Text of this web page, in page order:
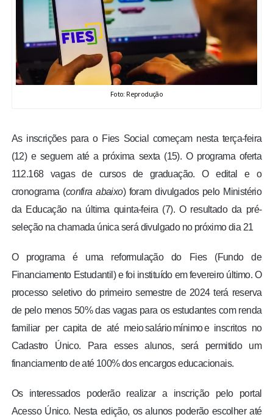
ESPORTES
ENTRETENIMENTO
FOTOS
COLUNISTAS
Foto: Reprodução
As inscrições para o Fies Social começam nesta terça-feira
(12) e seguem até a próxima sexta (15). O programa oferta
112.168 vagas de cursos de graduação. O edital e o
cronograma (confira abaixo) foram divulgados pelo Ministério
da Educação na última quinta-feira (7). O resultado da pré-
seleção na chamada única será divulgado no próximo dia 21
O programa é uma reformulação do Fies (Fundo de
Financiamento Estudantil) e foi instituído em fevereiro último. O
processo seletivo do primeiro semestre de 2024 terá reserva
de pelo menos 50% das vagas para os estudantes com renda
familiar per capita de até meio salário mínimo e inscritos no
Cadastro Único. Para esses alunos, será permitido um
financiamento de até 100% dos encargos educacionais.
Os interessados poderão realizar a inscrição pelo portal
Acesso Único. Nesta edição, os alunos poderão escolher até